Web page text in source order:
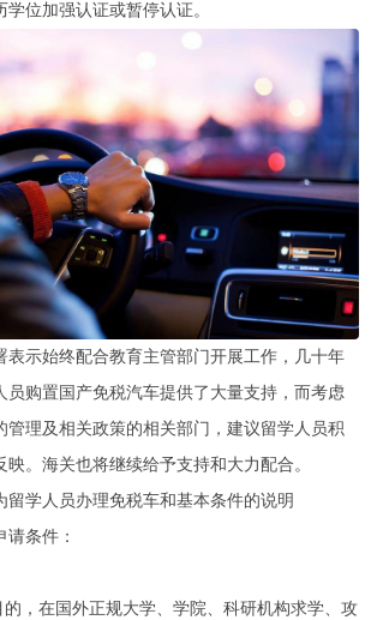
学位加强认证或暂停认证。
表示始终配合教育主管部门开展工作，几十年
员购置国产免税汽车提供了大量支持，而考虑
管理及相关政策的相关部门，建议留学人员积
。海关也将继续给予支持和大力配合。
留学人员办理免税车和基本条件的说明
请条件：
的，在国外正规大学、学院、科研机构求学、攻